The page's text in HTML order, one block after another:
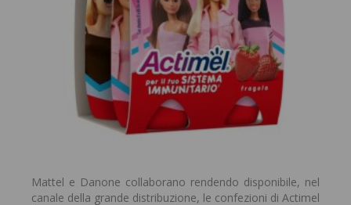
Mattel e Danone collaborano rendendo disponibile, nel
canale della grande distribuzione, le confezioni di Actimel